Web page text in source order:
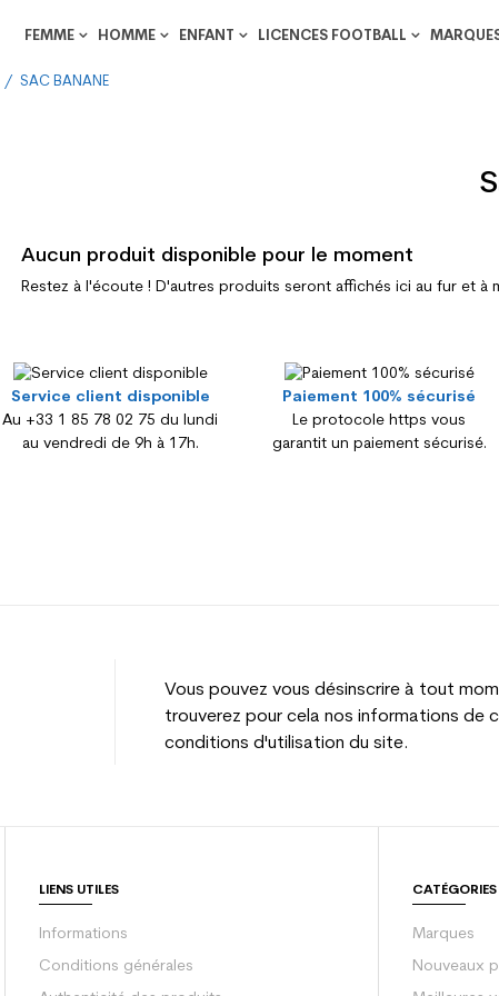
FEMME HOMME ENFANT LICENCES FOOTBALL
SAC BANANE
Aucun produit disponible pour le moment
Restez à l'écoute ! D'autres produits seront affichés ici au fur et à
Service client disponible
Au +33 1 85 78 02 75 du lundi
au vendredi de 9h à 17h.
Paiement 100% sécurisé
Le protocole https vous
garantit un paiement sécurisé.
Vous pouvez vous désinscrire à tout
trouverez pour cela nos informations de
conditions d'utilisation du site.
LIENS UTILES
Informations
Conditions générales
CATÉGORIES
Marques
Nouveaux